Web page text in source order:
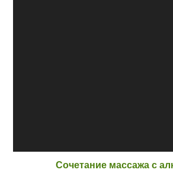
Сочетание массажа с